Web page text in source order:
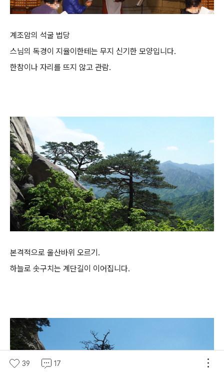
계조암의 석굴 법당
스님의 독경이 지율이한테는 무지 신기한 모양입니다.
한참이나 자리를 뜨지 않고 관람.
본격적으로 울산바위 오르기.
하늘로 솟구치는 계단길이 이어집니다.
39 17